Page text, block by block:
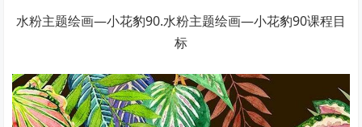
水粉主题绘画—小花豹90.水粉主题绘画—小花豹90课程目
标